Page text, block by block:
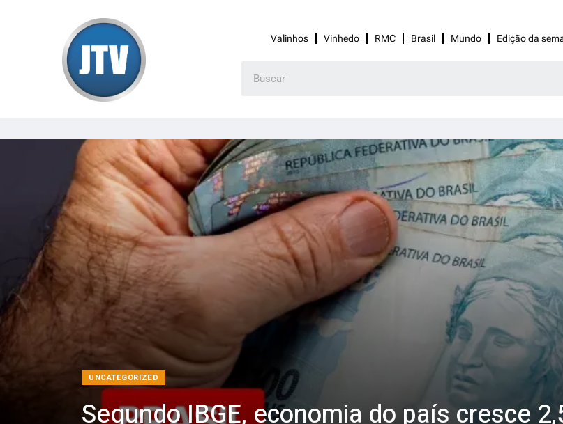
Valinhos Vinhedo RMC Brasil Mundo Edição da
UNCATEGORIZED
Segundo IBGE, economia do país cresce